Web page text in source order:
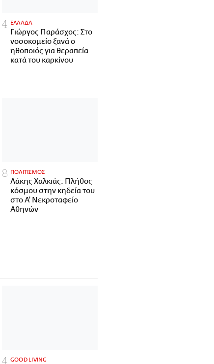
ΕΛΛΑΔΑ
Γιώργος Παράσχος: Στο
νοσοκομείο ξανά ο
ηθοποιός για θεραπεία
κατά του καρκίνου
ΠΟΛΙΤΙΣΜΟΣ
Λάκης Χαλκιάς: Πλήθος
κόσμου στην κηδεία του
στο Α' Νεκροταφείο
Αθηνών
GOOD LIVING